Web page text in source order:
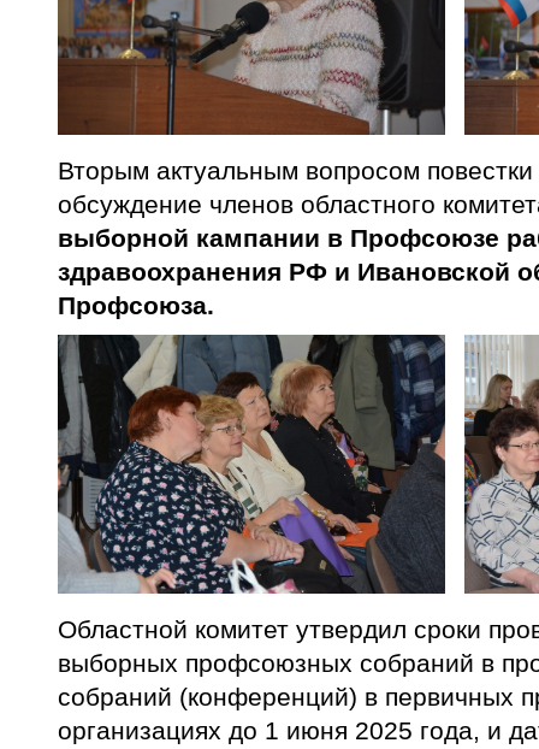
Вторым актуальным вопросом
обсуждение членов областного
выборной кампании в Профсоюзе
здравоохранения РФ и Ивановской
Профсоюза.
Областной комитет утвердил сроки
выборных профсоюзных собраний в
собраний (конференций) в первичных
организациях до 1 июня 2025 года, и